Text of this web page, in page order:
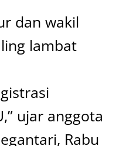
dan wakil
lambat
ujar anggota
Rabu